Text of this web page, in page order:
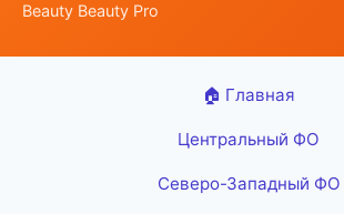
Beauty Beauty Pro
🏠 Главная
Центральный ФО
Северо-Западный ФО